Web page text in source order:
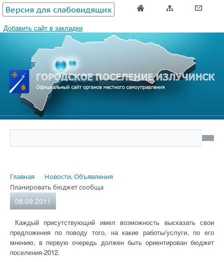
Версия для слабовидящих
Добавить сайт в закладки
Главная
Новости, Объявления
Планировать бюджет сообща
08.09.2011
Каждый присутствующий имел возможность высказать свои
предложения по поводу того, на какие работы/услуги, по его
мнению, в первую очередь должен быть ориентирован бюджет
поселения-2012.